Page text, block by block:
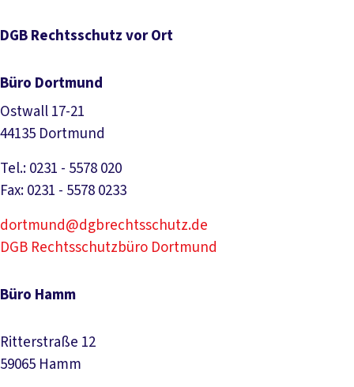
DGB Rechtsschutz vor Ort
Büro Dortmund
Ostwall 17-21
44135 Dortmund
Tel.: 0231 - 5578 020
Fax: 0231 - 5578 0233
dortmund@dgbrechtsschutz.de
DGB Rechtsschutzbüro Dortmund
Büro Hamm
Ritterstraße 12
59065 Hamm